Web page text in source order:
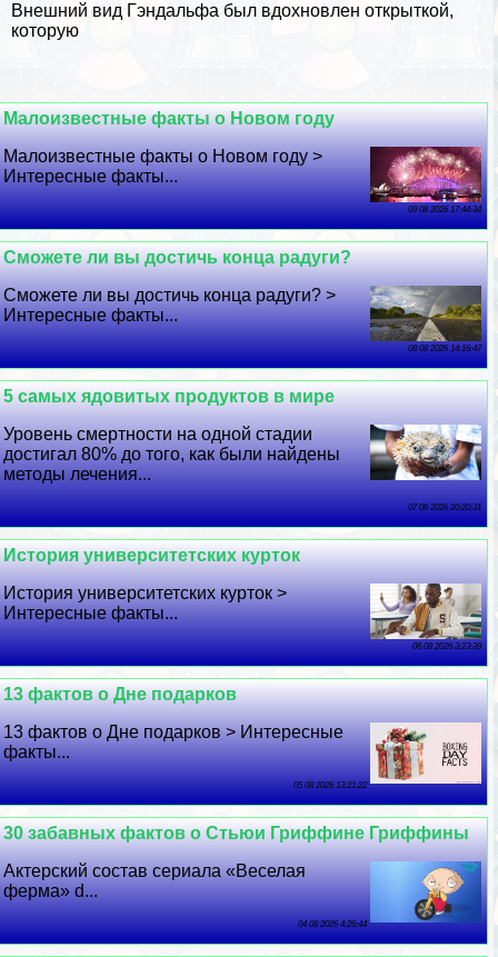
Внешний вид Гэндальфа был вдохновлен открыткой,
которую
Малоизвестные факты о Новом году
Малоизвестные факты о Новом году >
Интересные факты...
09 08 2026 17:44:34
Сможете ли вы достичь конца радуги?
Сможете ли вы достичь конца радуги? >
Интересные факты...
08 08 2026 14:16:47
5 самых ядовитых продуктов в мире
Уровень cмepтности на одной стадии
достигал 80% до того, как были найдены
методы лечения...
07 08 2026 20:20:31
История университетских курток
История университетских курток >
Интересные факты...
06 08 2026 3:23:39
13 фактов о Дне подарков
13 фактов о Дне подарков > Интересные
факты...
05 08 2026 13:21:22
30 забавных фактов о Стьюи Гриффине Гриффины
Актерский состав сериала «Веселая
ферма» d...
04 08 2026 4:26:44